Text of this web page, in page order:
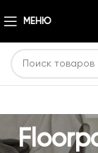
МЕНЮ